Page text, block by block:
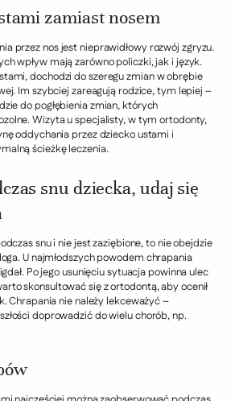
zamiast nosem
przez nos jest nieprawidłowy rozwój zgryzu.
wpływ mają zarówno policzki, jak i język.
dochodzi do szeregu zmian w obrębie
Im szybciej zareagują rodzice, tym lepiej –
do pogłębienia zmian, których
Wizyta u specjalisty, w tym ortodonty,
oddychania przez dziecko ustami i
ścieżkę leczenia.
snu dziecka, udaj się
snu i nie jest zaziębione, to nie obejdzie
U najmłodszych powodem chrapania
Po jego usunięciu sytuacja powinna ulec
skonsultować się z ortodontą, aby ocenił
Chrapania nie należy lekceważyć –
doprowadzić do wielu chorób, np.